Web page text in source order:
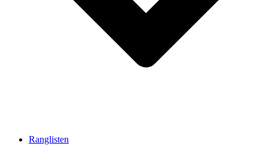
Ranglisten